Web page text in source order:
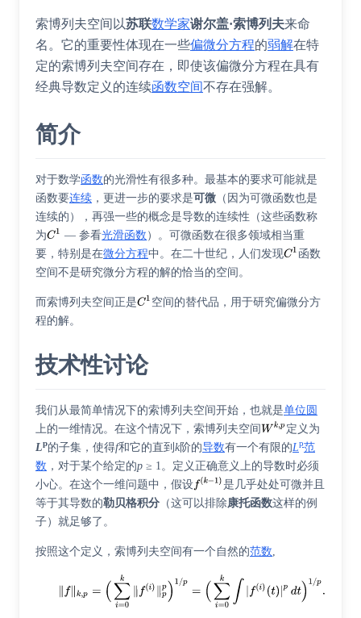
索博列夫空间以苏联数学家谢尔盖·索博列夫来命
名。它的重要性体现在一些偏微分方程的弱解在特
定的索博列夫空间存在，即使该偏微分方程在具有
经典导数定义的连续函数空间不存在强解。
简介
对于数学函数的光滑性有很多种。最基本的要求可能就是
函数要连续 ，更进一步的要求是可微 （因为可微函数也是
连续的），再强一些的概念是导数的连续性（这些函数称
为
— 参看光滑函数 ）。可微函数在很多领域相当重
要，特别是在微分方程中。在二十世纪，人们发现
函数
空间不是研究微分方程的解的恰当的空间。
而索博列夫空间正是
空间的替代品，用于研究偏微分方
程的解。
技术性讨论
我们从最简单情况下的索博列夫空间开始，也就是单位圆
上的一维情况。在这个情况下，索博列夫空间
定义为
Lp的子集，使得f和它的直到 k阶的导数有一个有限的Lp范
数 ，对于某个给定的p ≥ 1。定义正确意义上的导数时必须
小心。在这个一维问题中，假设
是几乎处处可微并且
等于其导数的勒贝格积分 （这可以排除康托函数这样的例
子）就足够了。
按照这个定义，索博列夫空间有一个自然的范数,